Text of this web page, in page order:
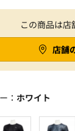
この商品は店
店舗
： ホワイト